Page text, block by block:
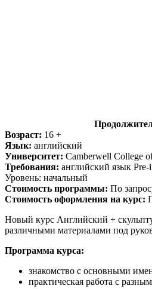
Возраст: 16 +
Язык: английский
Университет: Camberwell College
Требования: английский язык
Уровень: начальный
Стоимость программы: По
Стоимость оформления на курс:
Новый курс Английский +
различными материалами под
Программа курса:
знакомство с основными
практическая работа с